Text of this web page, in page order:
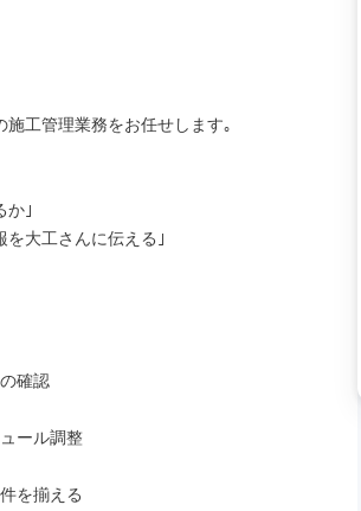
工管理業務をお任せします｡
か｣
を大工さんに伝える｣
確認
ール調整
を揃える